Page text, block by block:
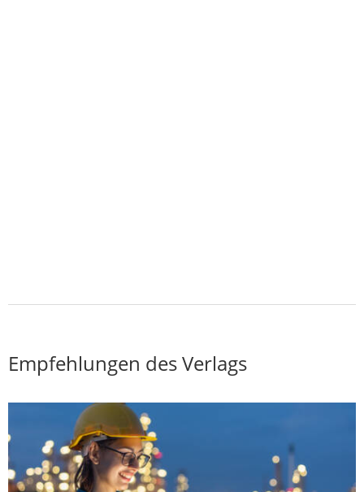
Empfehlungen des Verlags